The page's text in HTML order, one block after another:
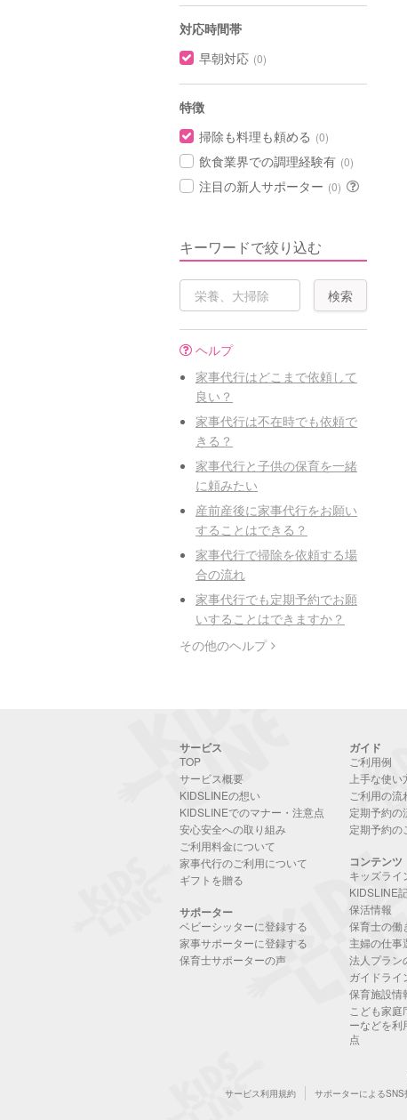
対応時間帯
早朝対応 (0)
特徴
掃除も料理も頼める (0)
飲食業界での調理経験有 (0)
注目の新人サポーター (0)
キーワードで絞り込む
ヘルプ
家事代行はどこまで依頼して
良い？
家事代行は不在時でも依頼で
きる？
家事代行と子供の保育を一緒
に頼みたい
産前産後に家事代行をお願い
することはできる？
家事代行で掃除を依頼する場
合の流れ
家事代行でも定期予約でお願
いすることはできますか？
その他のヘルプ
サービス
TOP
サービス概要
KIDSLINEの想い
KIDSLINEでのマナー・注意点
安心安全への取り組み
ご利用料金について
家事代行のご利用について
ギフトを贈る
サポーター
ベビーシッターに登録する
家事サポーターに登録する
保育士サポーターの声
ガイド
ご利用例
上手な使い
ご利用の流
定期予約の
定期予約の
コンテンツ
キッズライ
KIDSLINE
保活情報
保育士の働
主婦の仕事
法人プラン
ガイドライ
保育施設情
こども家庭
ーなどを利
点
サービス利用規約 サポーターによる